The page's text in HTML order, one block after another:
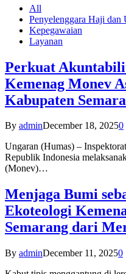
All
Penyelenggara Haji dan
Kepegawaian
Layanan
Perkuat
Kemenag Monev
Kabupaten
By adminDecember 18, 20250
Ungaran (Humas) –
Republik Indonesia
(Monev)…
Menjaga Bumi
Ekoteologi
Semarang dari
By adminDecember 11, 20250